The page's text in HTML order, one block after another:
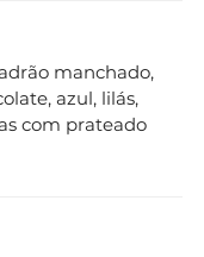
manchado,
azul, lilás,
com prateado